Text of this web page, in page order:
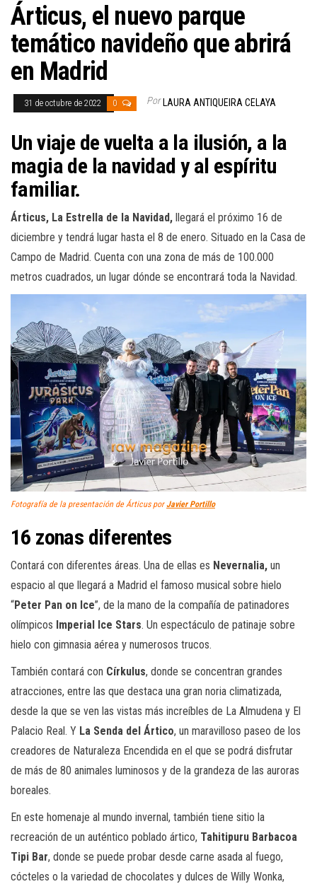
Árticus, el nuevo parque
temático navideño que abrirá
en Madrid
31 de octubre de 2022 0 Por LAURA ANTIQUEIRA CELAYA
Un viaje de vuelta a la ilusión, a la
magia de la navidad y al espíritu
familiar.
Árticus, La Estrella de la Navidad, llegará el próximo 16 de
diciembre y tendrá lugar hasta el 8 de enero. Situado en la Casa de
Campo de Madrid. Cuenta con una zona de más de 100.000
metros cuadrados, un lugar dónde se encontrará toda la Navidad.
Fotografía de la presentación de Árticus por Javier Portillo
16 zonas diferentes
Contará con diferentes áreas. Una de ellas es Nevernalia, un
espacio al que llegará a Madrid el famoso musical sobre hielo
“Peter Pan on Ice”, de la mano de la compañía de patinadores
olímpicos Imperial Ice Stars. Un espectáculo de patinaje sobre
hielo con gimnasia aérea y numerosos trucos.
También contará con Církulus, donde se concentran grandes
atracciones, entre las que destaca una gran noria climatizada,
desde la que se ven las vistas más increíbles de La Almudena y El
Palacio Real. Y La Senda del Ártico, un maravilloso paseo de los
creadores de Naturaleza Encendida en el que se podrá disfrutar
de más de 80 animales luminosos y de la grandeza de las auroras
boreales.
En este homenaje al mundo invernal, también tiene sitio la
recreación de un auténtico poblado ártico, Tahitipuru Barbacoa
Tipi Bar, donde se puede probar desde carne asada al fuego,
cócteles o la variedad de chocolates y dulces de Willy Wonka,